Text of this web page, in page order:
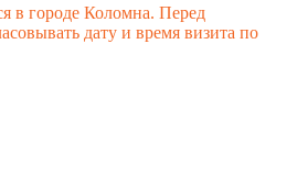
в городе Коломна. Перед
дату и время визита по